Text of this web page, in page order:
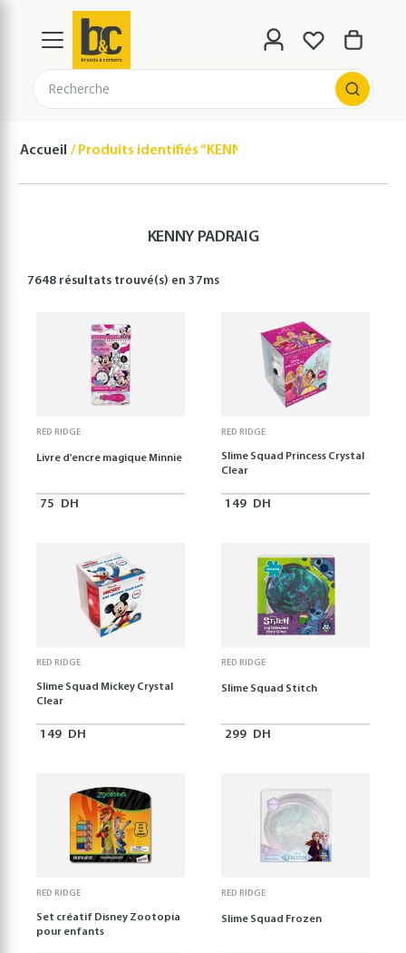
Recherche
Accueil Produits identifiés “KENNY PADRAIG”
KENNY PADRAIG
7648 résultats trouvé(s) en37ms
RED RIDGE
Livre d'encre magique Minnie
75 DH
RED RIDGE
Slime Squad Princess Crystal
Clear
149 DH
RED RIDGE
Slime Squad Mickey Crystal
Clear
149 DH
RED RIDGE
Slime Squad Stitch
299 DH
RED RIDGE
Set créatif Disney Zootopia
pour enfants
RED RIDGE
Slime Squad Frozen